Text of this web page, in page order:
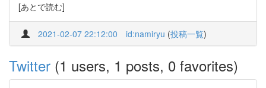
[あとで読む]
2021-02-07 22:12:00 id:namiryu (投稿一覧)
Twitter (1 users, 1 posts, 0 favorites)